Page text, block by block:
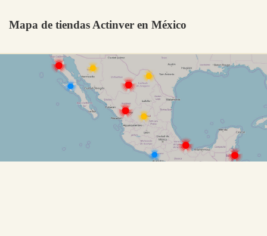
Mapa de tiendas Actinver en México